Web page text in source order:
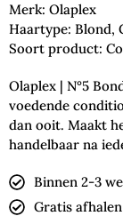
Merk: Olaplex
Haartype: Blond,
Soort product:
Olaplex | N°5
voedende
dan ooit. Maakt
handelbaar na
Binnen 2-3
Gratis